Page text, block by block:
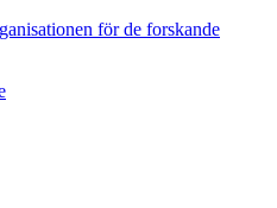
för de forskande